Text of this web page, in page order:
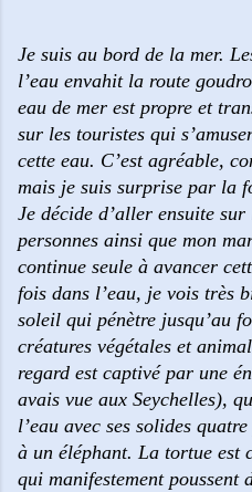
Je suis au bord de la mer.
l’eau envahit la route
eau de mer est propre et
sur les touristes qui
cette eau. C’est agréable,
mais je suis surprise par la
Je décide d’aller ensuite
personnes ainsi que mon
continue seule à avancer
fois dans l’eau, je vois très
soleil qui pénètre jusqu’au
créatures végétales et
regard est captivé par une
avais vue aux Seychelles),
l’eau avec ses solides
à un éléphant. La tortue est
qui manifestement poussent